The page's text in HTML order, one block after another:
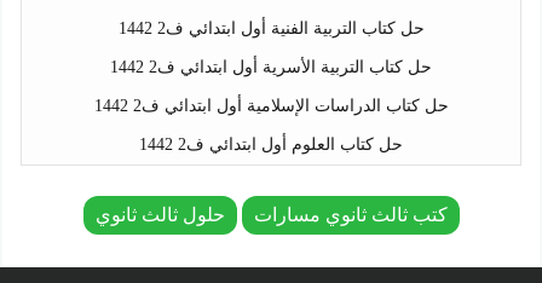
حل كتاب التربية الفنية أول ابتدائي ف2 1442
حل كتاب التربية الأسرية أول ابتدائي ف2 1442
حل كتاب الدراسات الإسلامية أول ابتدائي ف2 1442
حل كتاب العلوم أول ابتدائي ف2 1442
كتب ثالث ثانوي مسارات حلول ثالث ثانوي